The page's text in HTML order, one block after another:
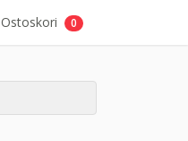
Ostoskori 0